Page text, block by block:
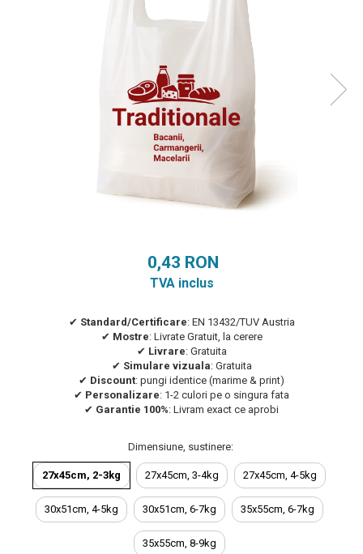
0,43 RON
TVA inclus
✔︎ Standard/Certificare: EN 13432/TUV Austria
✔︎ Mostre: Livrate Gratuit, la cerere
✔︎ Livrare: Gratuita
✔︎ Simulare vizuala: Gratuita
✔︎ Discount: pungi identice (marime & print)
✔︎ Personalizare: 1-2 culori pe o singura fata
✔︎ Garantie 100%: Livram exact ce aprobi
Dimensiune, sustinere:
27x45cm, 2-3kg 27x45cm, 3-4kg 27x45cm, 4-5kg
30x51cm, 4-5kg 30x51cm, 6-7kg 35x55cm, 6-7kg
35x55cm, 8-9kg